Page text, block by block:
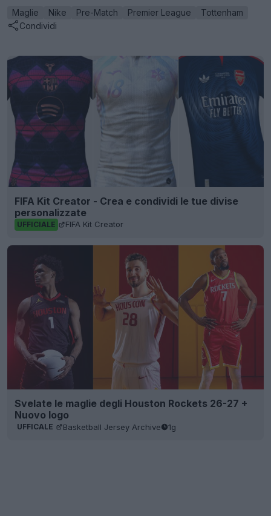
Maglie Nike Pre-Match Premier League
Tottenham
Condividi
FIFA Kit Creator - Crea e condividi le tue divise
personalizzate
UFFICIALE FIFA Kit Creator
Svelate le maglie degli Houston Rockets 26-27 +
Nuovo logo
UFFICALE Basketball Jersey Archive 1g